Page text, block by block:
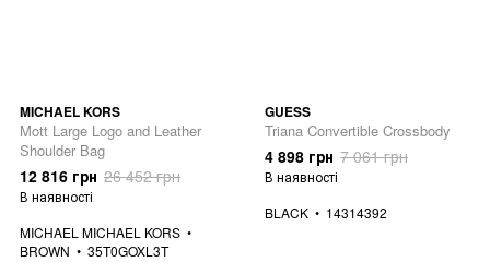
MICHAEL KORS
Mott Large Logo and Leather
Shoulder Bag
12 816 грн 26 452 грн
В наявності
MICHAEL MICHAEL KORS
BROWN
35T0GOXL3T
GUESS
Triana Convertible Crossbody
4 898 грн 7 061 грн
В наявності
BLACK
14314392